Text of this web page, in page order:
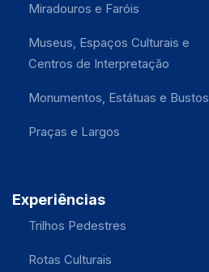
Miradouros e Faróis
Museus, Espaços Culturais e
Centros de Interpretação
Monumentos, Estátuas e Bustos
Praças e Largos
Experiências
Trilhos Pedestres
Rotas Culturais